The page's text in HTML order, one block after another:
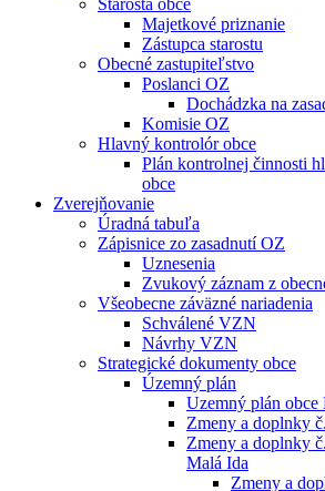
Starosta obce
Majetkové priznanie
Zástupca starostu
Obecné zastupiteľstvo
Poslanci OZ
Dochádzka na
Komisie OZ
Hlavný kontrolór obce
Plán kontrolnej činnosti
obce
Zverejňovanie
Úradná tabuľa
Zápisnice zo zasadnutí OZ
Uznesenia
Zvukový záznam z
Všeobecne záväzné nariadenia
Schválené VZN
Návrhy VZN
Strategické dokumenty obce
Územný plán
Uzemný plán obce
Zmeny a doplnky
Zmeny a doplnky
Malá Ida
Zmeny a